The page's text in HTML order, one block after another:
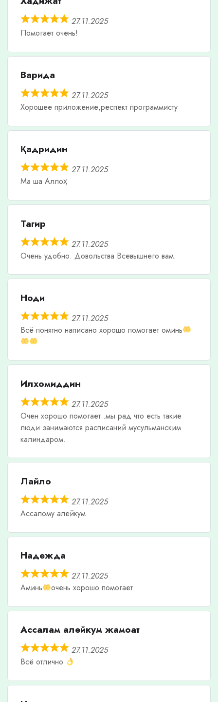
27.11.2025
Помогает очень!
Варида
27.11.2025
Хорошее приложение,респект программисту
Қадридин
27.11.2025
Ма ша Аллоҳ
Тагир
27.11.2025
Очень удобно. Довольства Всевышнего вам.
Ноди
27.11.2025
Всë понятно написано хорошо помогает оминь
Илхомиддин
27.11.2025
Очен хорошо помогает .мы рад что есть такие
люди занимаются расписаний мусульманским
калиндаром.
Лайло
27.11.2025
Ассалому алейкум
Надежда
27.11.2025
Аминь
очень хорошо помогает.
Ассалам алейкум жамоат
27.11.2025
Всё отлично